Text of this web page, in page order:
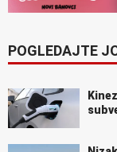
POGLEDAJTE